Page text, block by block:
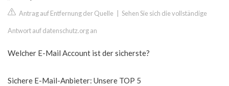
Antrag auf Entfernung der Quelle Sehen Sie sich die vollständige
Antwort auf datenschutz.org an
Welcher E-Mail Account ist der sicherste?
Sichere E-Mail-Anbieter: Unsere TOP 5